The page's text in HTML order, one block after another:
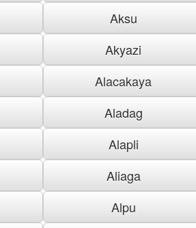
Aksu
Akyazi
Alacakaya
Aladag
Alapli
Aliaga
Alpu